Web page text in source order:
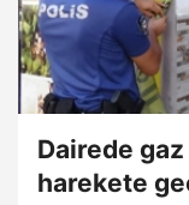
Dairede
harekete